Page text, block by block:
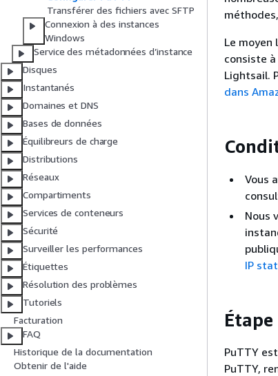
Transférer des fichiers avec SFTP
Connexion à des instances
Windows
Service des métadonnées d’instance
Disques
Instantanés
Domaines et DNS
Bases de données
Équilibreurs de charge
Distributions
Réseaux
Compartiments
Services de conteneurs
Sécurité
Surveiller les performances
Étiquettes
Résolution des problèmes
Tutoriels
Facturation
FAQ
Historique de la documentation
Obtenir de l'aide
Le moyen
consiste
Lightsail.
dans
Vous
Nous
IP
PuTTY
PuTTY,